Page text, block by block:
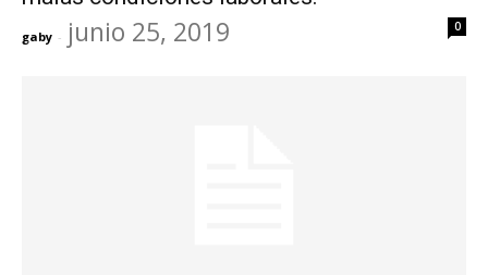
gaby - junio 25, 2019 0